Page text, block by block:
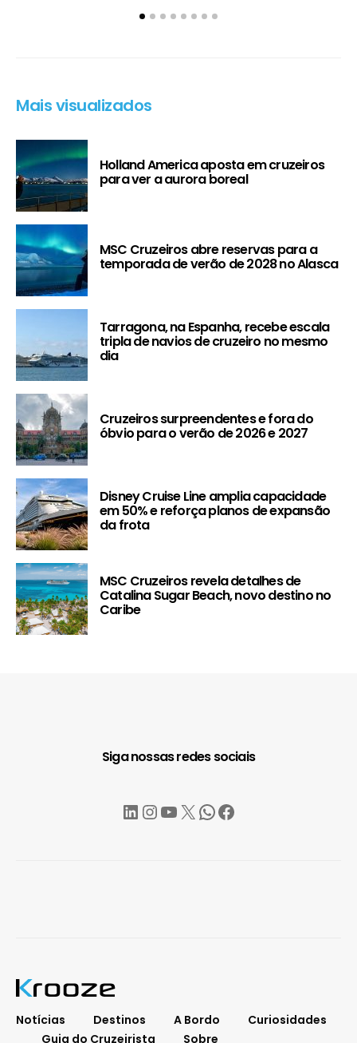
Mais visualizados
Holland America aposta em cruzeiros
para ver a aurora boreal
MSC Cruzeiros abre reservas para a
temporada de verão de 2028 no Alasca
Tarragona, na Espanha, recebe escala
tripla de navios de cruzeiro no mesmo
dia
Cruzeiros surpreendentes e fora do
óbvio para o verão de 2026 e 2027
Disney Cruise Line amplia capacidade
em 50% e reforça planos de expansão
da frota
MSC Cruzeiros revela detalhes de
Catalina Sugar Beach, novo destino no
Caribe
Siga nossas redes sociais
LinkedIn
Instagram
YouTube
X WhatsApp
Facebook
Notícias Destinos A Bordo
Curiosidades
Guia do Cruzeirista
Sobre